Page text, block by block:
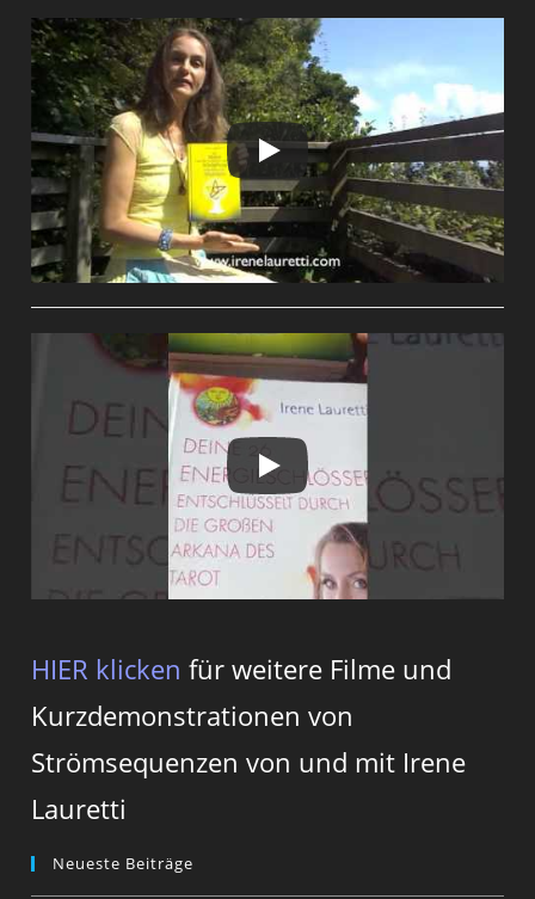
HIER klicken für weitere Filme und
Kurzdemonstrationen von
Strömsequenzen von und mit Irene
Lauretti
Neueste Beiträge